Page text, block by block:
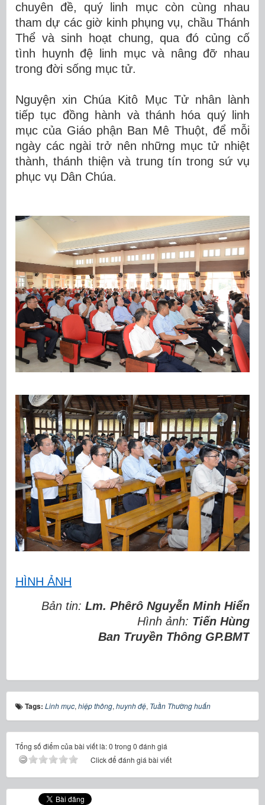
chuyên đề, quý linh mục còn cùng nhau
tham dự các giờ kinh phụng vụ, chầu Thánh
Thể và sinh hoạt chung, qua đó củng cố
tình huynh đệ linh mục và nâng đỡ nhau
trong đời sống mục tử.
Nguyện xin Chúa Kitô Mục Tử nhân lành
tiếp tục đồng hành và thánh hóa quý linh
mục của Giáo phận Ban Mê Thuột, để mỗi
ngày các ngài trở nên những mục tử nhiệt
thành, thánh thiện và trung tín trong sứ vụ
phục vụ Dân Chúa.
HÌNH ẢNH
Bản tin: Lm. Phêrô Nguyễn Minh Hiển
Hình ảnh: Tiến Hùng
Ban Truyền Thông GP.BMT
Tags: Linh mục, hiệp thông, huynh đệ, Tuần Thường huấn
Tổng số điểm của bài viết là: 0 trong 0 đánh giá
Click để đánh giá bài viết